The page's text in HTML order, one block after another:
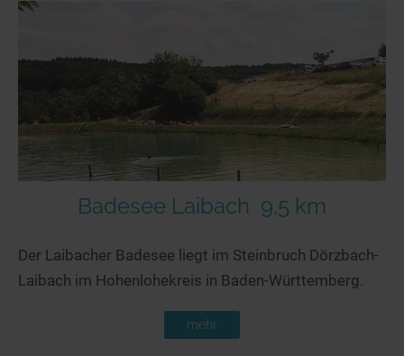
Glamping
Seen in Europa
Niederlande
Schweden
NorwegenBadesee Laibach 9,5 km
Der Laibacher Badesee liegt im Steinbruch Dörzbach-
Laibach im Hohenlohekreis in Baden-Württemberg.
mehr